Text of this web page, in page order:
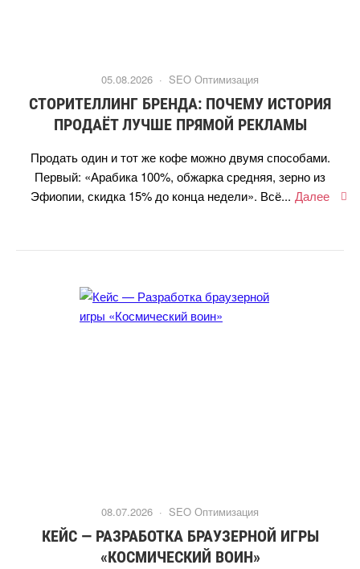
05.08.2026 · SEO Оптимизация
СТОРИТЕЛЛИНГ БРЕНДА: ПОЧЕМУ ИСТОРИЯ
ПРОДАЁТ ЛУЧШЕ ПРЯМОЙ РЕКЛАМЫ
Продать один и тот же кофе можно двумя способами.
Первый: «Арабика 100%, обжарка средняя, зерно из
Эфиопии, скидка 15% до конца недели». Всё... Далее
08.07.2026 · SEO Оптимизация
КЕЙС — РАЗРАБОТКА БРАУЗЕРНОЙ ИГРЫ
«КОСМИЧЕСКИЙ ВОИН»